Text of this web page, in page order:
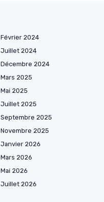
Février 2024
Juillet 2024
Décembre 2024
Mars 2025
Mai 2025
Juillet 2025
Septembre 2025
Novembre 2025
Janvier 2026
Mars 2026
Mai 2026
Juillet 2026